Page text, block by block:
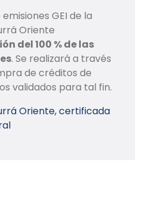
GEI de la
Oriente
del 100 % de las
. Se realizará a través
de créditos de
validados para tal fin.
Oriente, certificada